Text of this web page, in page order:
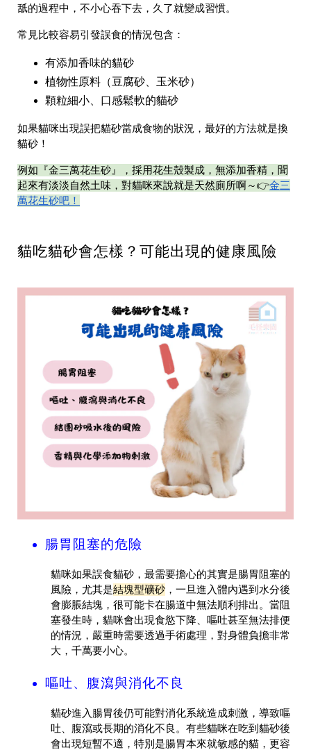
舐的過程中，不小心吞下去，久了就變成習慣。
常見比較容易引發誤食的情況包含：
有添加香味的貓砂
植物性原料（豆腐砂、玉米砂）
顆粒細小、口感鬆軟的貓砂
如果貓咪出現誤把貓砂當成食物的狀況，最好的方法就是換
貓砂！
例如『金三萬花生砂』，採用花生殼製成，無添加香精，聞
起來有淡淡自然土味，對貓咪來說就是天然廁所啊～👉金三
萬花生砂吧！
貓吃貓砂會怎樣？可能出現的健康風險
腸胃阻塞的危險
貓咪如果誤食貓砂，最需要擔心的其實是腸胃阻塞的
風險，尤其是結塊型礦砂 ，一旦進入體內遇到水分後
會膨脹結塊，很可能卡在腸道中無法順利排出。當阻
塞發生時，貓咪會出現食慾下降、嘔吐甚至無法排便
的情況，嚴重時需要透過手術處理，對身體負擔非常
大，千萬要小心。
嘔吐、腹瀉與消化不良
貓砂進入腸胃後仍可能對消化系統造成刺激，導致嘔
吐、腹瀉或長期的消化不良。有些貓咪在吃到貓砂後
會出現短暫不適，特別是腸胃本來就敏感的貓，更容